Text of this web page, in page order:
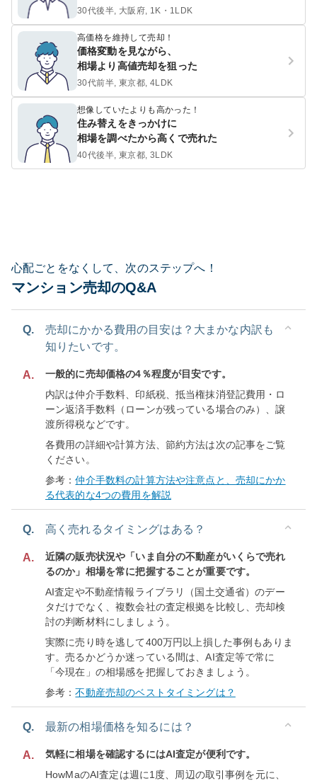
30代後半, 大阪府, 1K・1LDK
高価格を維持して売却！
価格変動を見ながら、
相場より高値売却を狙った
30代前半, 東京都, 4LDK
想像していたよりも高かった！
住み替えをきっかけに
相場を調べたから高くで売れた
40代後半, 東京都, 3LDK
心配ごとをなくして、次のステップへ！
マンション売却のQ&A
Q.
売却にかかる費用の目安は？大まかな内訳も
知りたいです。
A.
一般的に売却価格の4％程度が目安です。
内訳は仲介手数料、印紙税、抵当権抹消登記費用・ロ
ーン返済手数料（ローンが残っている場合のみ）、譲
渡所得税などです。
各費用の詳細や計算方法、節約方法は次の記事をご覧
ください。
参考：仲介手数料の計算方法や注意点と、売却にかか
る代表的な4つの費用を解説
Q. 高く売れるタイミングはある？
A.
近隣の販売状況や「いま自分の不動産がいくらで売れ
るのか」相場を常に把握することが重要です。
AI査定や不動産情報ライブラリ（国土交通省）のデー
タだけでなく、複数会社の査定根拠を比較し、売却検
討の判断材料にしましょう。
実際に売り時を逃して400万円以上損した事例もありま
す。売るかどうか迷っている間は、AI査定等で常に
「今現在」の相場感を把握しておきましょう。
参考：不動産売却のベストタイミングは？
Q. 最新の相場価格を知るには？
A.
気軽に相場を確認するにはAI査定が便利です。
HowMaのAI査定は週に1度、周辺の取引事例を元に、